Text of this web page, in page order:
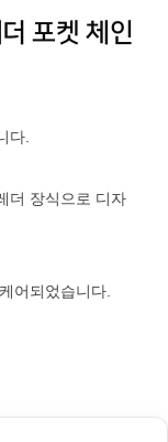
포켓 체인
다.
더 장식으로 디자
어되었습니다.